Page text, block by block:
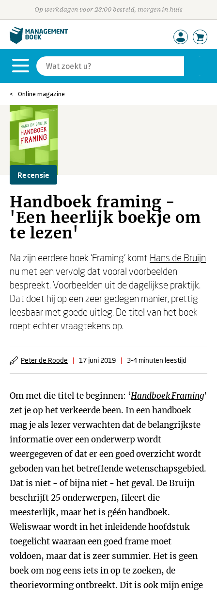
Op werkdagen voor 23:00 besteld, morgen in huis
Online magazine
Recensie
Handboek framing -
'Een heerlijk boekje om
te lezen'
Na zijn eerdere boek ‘Framing' komt Hans de Bruijn
nu met een vervolg dat vooral voorbeelden
bespreekt. Voorbeelden uit de dagelijkse praktijk.
Dat doet hij op een zeer gedegen manier, prettig
leesbaar met goede uitleg. De titel van het boek
roept echter vraagtekens op.
Peter de Roode | 17 juni 2019 | 3-4 minuten leestijd
Om met die titel te beginnen: ‘Handboek Framing'
zet je op het verkeerde been. In een handboek
mag je als lezer verwachten dat de belangrijkste
informatie over een onderwerp wordt
weergegeven of dat er een goed overzicht wordt
geboden van het betreffende wetenschapsgebied.
Dat is niet - of bijna niet - het geval. De Bruijn
beschrijft 25 onderwerpen, fileert die
meesterlijk, maar het is géén handboek.
Weliswaar wordt in het inleidende hoofdstuk
toegelicht waaraan een goed frame moet
voldoen, maar dat is zeer summier. Het is geen
boek om nog eens iets in op te zoeken, de
theorievorming ontbreekt. Dit is ook mijn enige